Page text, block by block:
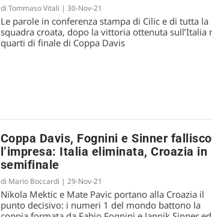
di Tommaso Vitali | 30-Nov-21
Le parole in conferenza stampa di Cilic e di tutta la
squadra croata, dopo la vittoria ottenuta sull’Italia
quarti di finale di Coppa Davis
Coppa Davis, Fognini e Sinner
l’impresa: Italia eliminata, Croazia in
semifinale
di Mario Boccardi | 29-Nov-21
Nikola Mektic e Mate Pavic portano alla Croazia il
punto decisivo: i numeri 1 del mondo battono la